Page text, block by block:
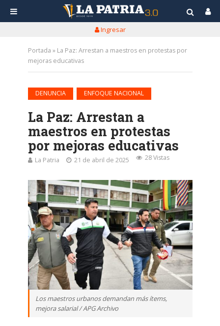
Ingresar
Portada » La Paz: Arrestan a maestros en protestas por
mejoras educativas
DENUNCIA ENFOQUE NACIONAL
La Paz: Arrestan a
maestros en protestas
por mejoras educativas
La Patria 21 de abril de 2025 28 Vistas
Los maestros urbanos demandan más ítems,
mejora salarial / APG Archivo